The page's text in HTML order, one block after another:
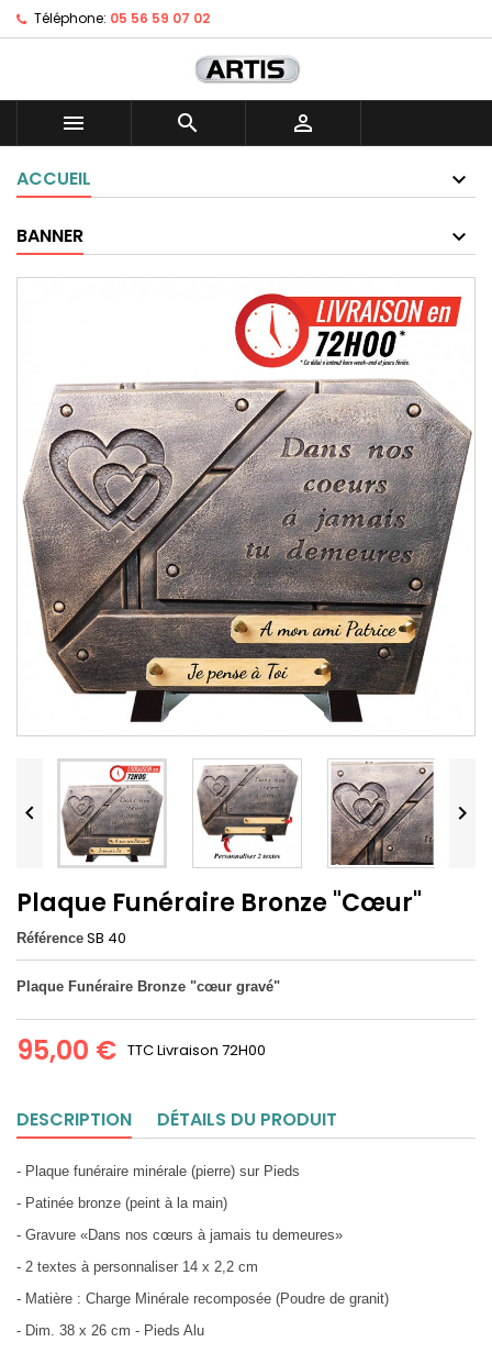
Téléphone: 05 56 59 07 02
  
ACCUEIL
BANNER
 
Plaque Funéraire Bronze "Cœur"
Référence SB 40
Plaque Funéraire Bronze "cœur gravé"
95,00 € TTCLivraison 72H00
DESCRIPTION DÉTAILS DU PRODUIT
- Plaque funéraire minérale (pierre) sur Pieds
- Patinée bronze (peint à la main)
- Gravure «Dans nos cœurs à jamais tu demeures»
- 2 textes à personnaliser 14 x 2,2 cm
- Matière : Charge Minérale recomposée (Poudre de granit)
- Dim. 38 x 26 cm - Pieds Alu